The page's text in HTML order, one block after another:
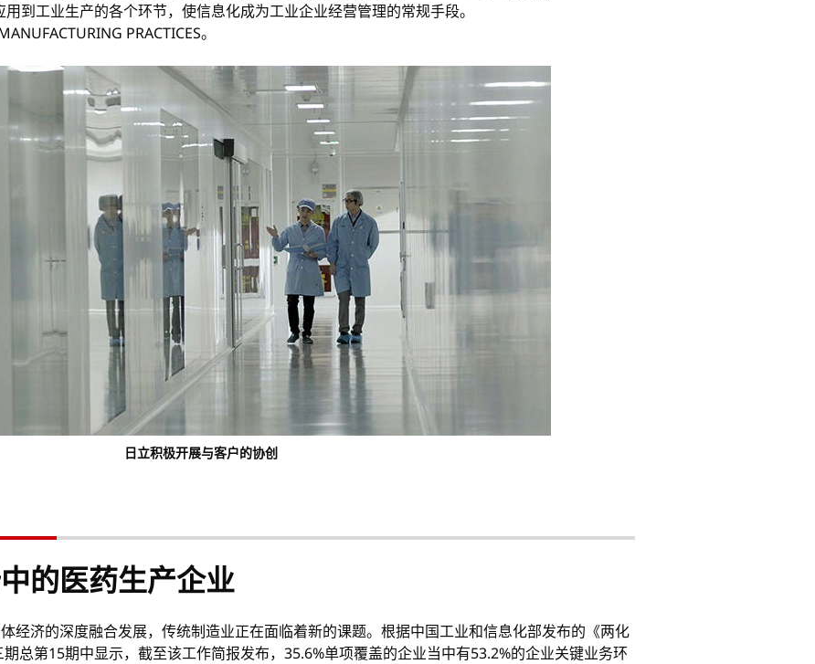
到工业生产的各个环节，使信息化成为工业企业经营管理的常规手段。
PRACTICES。
日立积极开展与客户的协创
的医药生产企业
经济的深度融合发展，传统制造业正在面临着新的课题。根据中国工业和信息化部发布的《两化
总第15期中显示，截至该工作简报发布，35.6%单项覆盖的企业当中有53.2%的企业关键业务环